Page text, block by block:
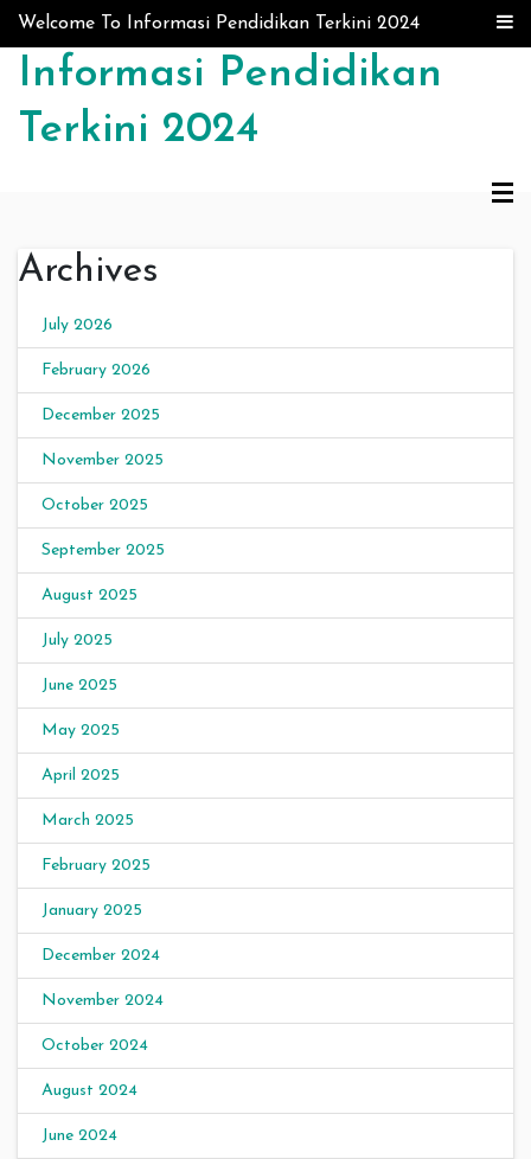
Skip to content
Welcome To Informasi Pendidikan Terkini 2024
Informasi Pendidikan
Terkini 2024
Archives
July 2026
February 2026
December 2025
November 2025
October 2025
September 2025
August 2025
July 2025
June 2025
May 2025
April 2025
March 2025
February 2025
January 2025
December 2024
November 2024
October 2024
August 2024
June 2024